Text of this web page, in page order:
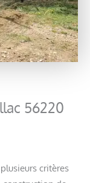
56220
critères